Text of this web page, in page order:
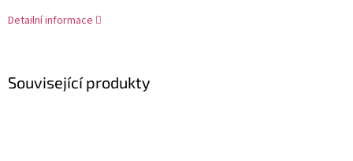
Detailní informace
Související produkty